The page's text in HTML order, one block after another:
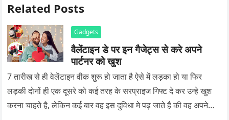
Related Posts
Gadgets
वैलेंटाइन डे पर इन गैजेट्स से करे अपने
पार्टनर को खुश
7 तारीख से ही वेलेंटाइन वीक शुरू हो जाता है ऐसे में लड़का हो या फिर
लड़की दोनों ही एक दूसरे को कई तरह के सरप्राइज गिफ्ट दे कर उन्हे खुश
करना चाहते है, लेकिन कई बार वह इस दुविधा मे पढ़ जाते है की वह अपने